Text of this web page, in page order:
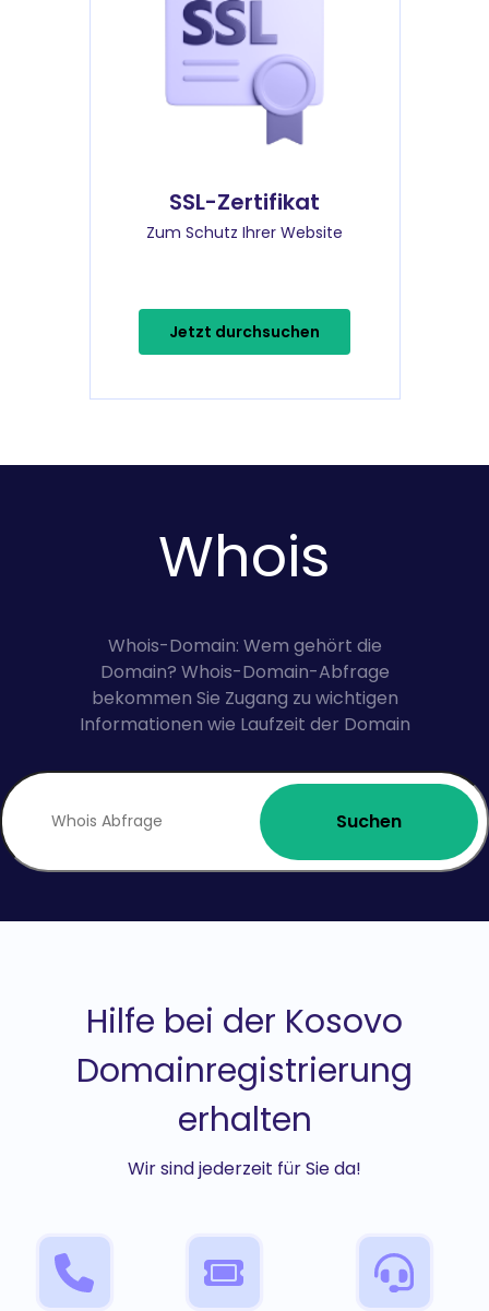
SSL-Zertifikat
Zum Schutz Ihrer Website
Jetzt durchsuchen
Whois
Whois-Domain: Wem gehört die
Domain? Whois-Domain-Abfrage
bekommen Sie Zugang zu wichtigen
Informationen wie Laufzeit der Domain
Suchen
Hilfe bei der Kosovo
Domainregistrierung
erhalten
Wir sind jederzeit für Sie da!